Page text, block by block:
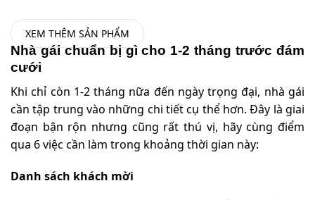
XEM THÊM SẢN PHẨM
Nhà gái chuẩn bị gì cho 1-2 tháng trước đám
cưới
Khi chỉ còn 1-2 tháng nữa đến ngày trọng đại, nhà gái
cần tập trung vào những chi tiết cụ thể hơn. Đây là giai
đoạn bận rộn nhưng cũng rất thú vị, hãy cùng điểm
qua 6 việc cần làm trong khoảng thời gian này:
Danh sách khách mời